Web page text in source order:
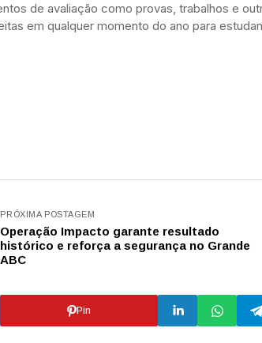
de avaliação como provas, trabalhos e
em qualquer momento do ano para
PRÓXIMA POSTAGEM
Operação Impacto garante resultado
histórico e reforça a segurança no Grande
ABC
Pin